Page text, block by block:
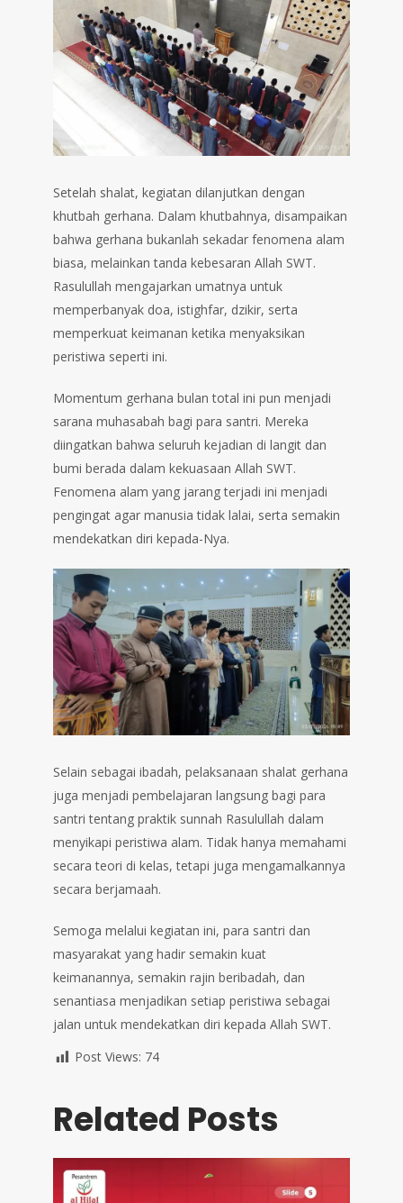
Setelah shalat, kegiatan dilanjutkan dengan
khutbah gerhana. Dalam khutbahnya, disampaikan
bahwa gerhana bukanlah sekadar fenomena alam
biasa, melainkan tanda kebesaran Allah SWT.
Rasulullah mengajarkan umatnya untuk
memperbanyak doa, istighfar, dzikir, serta
memperkuat keimanan ketika menyaksikan
peristiwa seperti ini.
Momentum gerhana bulan total ini pun menjadi
sarana muhasabah bagi para santri. Mereka
diingatkan bahwa seluruh kejadian di langit dan
bumi berada dalam kekuasaan Allah SWT.
Fenomena alam yang jarang terjadi ini menjadi
pengingat agar manusia tidak lalai, serta semakin
mendekatkan diri kepada-Nya.
Selain sebagai ibadah, pelaksanaan shalat gerhana
juga menjadi pembelajaran langsung bagi para
santri tentang praktik sunnah Rasulullah dalam
menyikapi peristiwa alam. Tidak hanya memahami
secara teori di kelas, tetapi juga mengamalkannya
secara berjamaah.
Semoga melalui kegiatan ini, para santri dan
masyarakat yang hadir semakin kuat
keimanannya, semakin rajin beribadah, dan
senantiasa menjadikan setiap peristiwa sebagai
jalan untuk mendekatkan diri kepada Allah SWT.
Post Views: 74
Related Posts